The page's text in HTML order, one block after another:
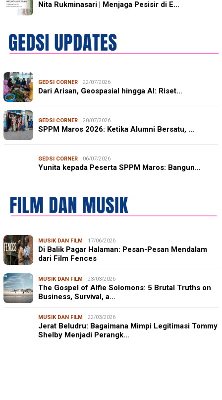
Nita Rukminasari | Menjaga Pesisir di E…
GEDSI CORNER 22/07/2026
Dari Arisan, Geospasial hingga AI: Riset…
GEDSI CORNER 20/07/2026
SPPM Maros 2026: Ketika Alumni Bersatu, …
GEDSI CORNER 06/07/2026
Yunita kepada Peserta SPPM Maros: Bangun…
MUSIK DAN FILM 17/06/2026
Di Balik Pagar Halaman: Pesan-Pesan Mendalam
dari Film Fences
MUSIK DAN FILM 23/03/2026
The Gospel of Alfie Solomons: 5 Brutal Truths on
Business, Survival, a…
MUSIK DAN FILM 22/03/2026
Jerat Beludru: Bagaimana Mimpi Legitimasi Tommy
Shelby Menjadi Perangk…